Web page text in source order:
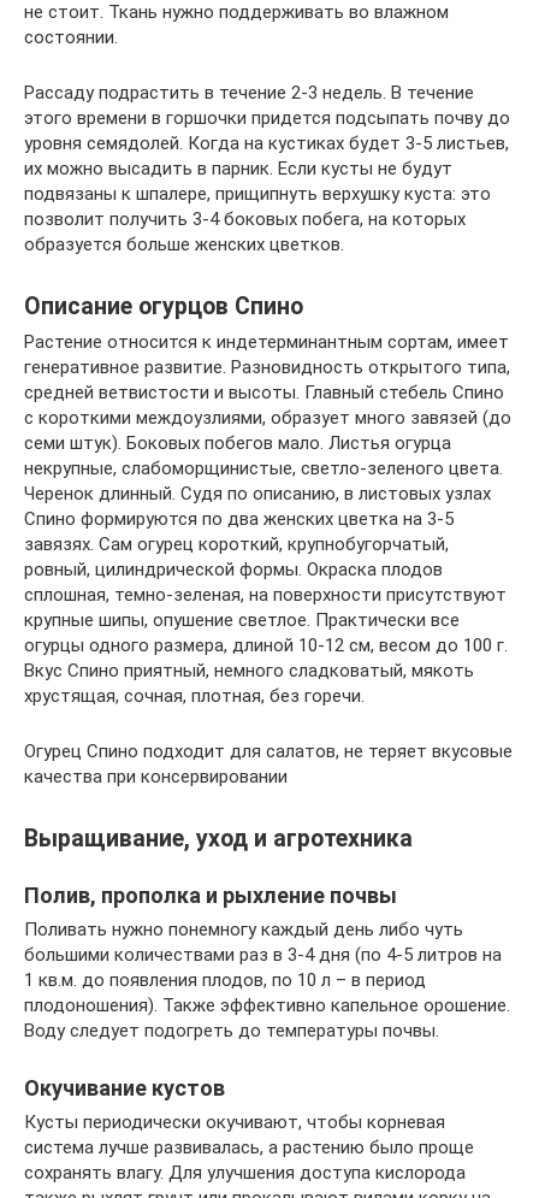
не стоит. Ткань нужно поддерживать во влажном
состоянии.
Рассаду подрастить в течение 2-3 недель. В течение
этого времени в горшочки придется подсыпать почву до
уровня семядолей. Когда на кустиках будет 3-5 листьев,
их можно высадить в парник. Если кусты не будут
подвязаны к шпалере, прищипнуть верхушку куста: это
позволит получить 3-4 боковых побега, на которых
образуется больше женских цветков.
Описание огурцов Спино
Растение относится к индетерминантным сортам, имеет
генеративное развитие. Разновидность открытого типа,
средней ветвистости и высоты. Главный стебель Спино
с короткими междоузлиями, образует много завязей (до
семи штук). Боковых побегов мало. Листья огурца
некрупные, слабоморщинистые, светло-зеленого цвета.
Черенок длинный. Судя по описанию, в листовых узлах
Спино формируются по два женских цветка на 3-5
завязях. Сам огурец короткий, крупнобугорчатый,
ровный, цилиндрической формы. Окраска плодов
сплошная, темно-зеленая, на поверхности присутствуют
крупные шипы, опушение светлое. Практически все
огурцы одного размера, длиной 10-12 см, весом до 100 г.
Вкус Спино приятный, немного сладковатый, мякоть
хрустящая, сочная, плотная, без горечи.
Огурец Спино подходит для салатов, не теряет вкусовые
качества при консервировании
Выращивание, уход и агротехника
Полив, прополка и рыхление почвы
Поливать нужно понемногу каждый день либо чуть
большими количествами раз в 3-4 дня (по 4-5 литров на
1 кв.м. до появления плодов, по 10 л – в период
плодоношения). Также эффективно капельное орошение.
Воду следует подогреть до температуры почвы.
Окучивание кустов
Кусты периодически окучивают, чтобы корневая
система лучше развивалась, а растению было проще
сохранять влагу. Для улучшения доступа кислорода